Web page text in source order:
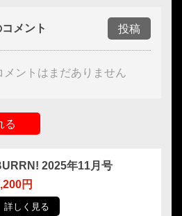
メント 投稿
メントはまだありません
る
2025年11月号
円
詳しく見る